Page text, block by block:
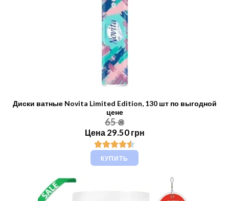
Диски ватные Novita Limited Edition, 130 шт по выгодной
цене
65 ₴
Цена 29.50 грн
КУПИТЬ